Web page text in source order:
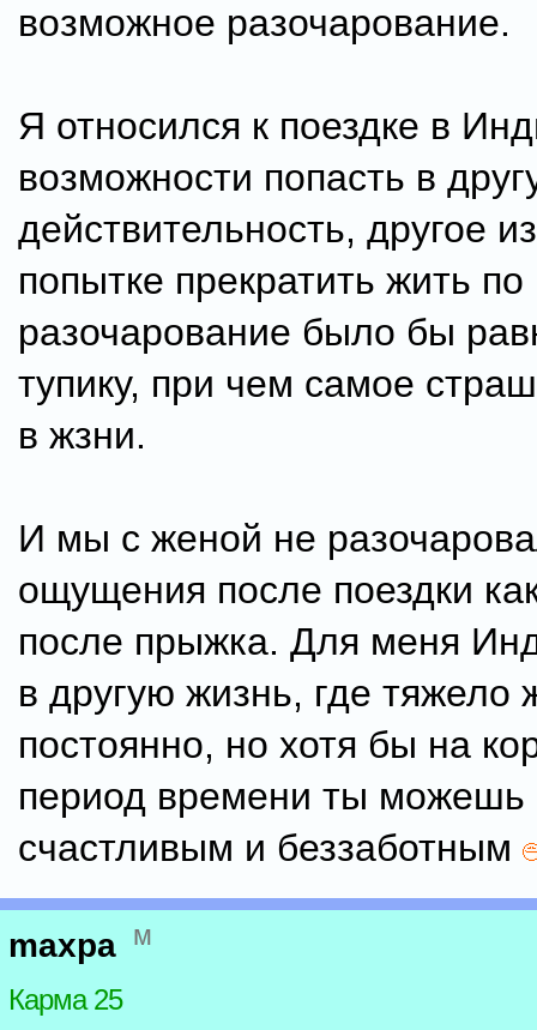
возможное разочарование.
Я относился к поездке в
возможности попасть в
действительность, другое
попытке прекратить жить
разочарование было бы
тупику, при чем самое
в жзни.
И мы с женой не
ощущения после поездки
после прыжка. Для меня
в другую жизнь, где тяжело
постоянно, но хотя бы на
период времени ты можешь
счастливым и беззаботным
maxpa м
Карма 25